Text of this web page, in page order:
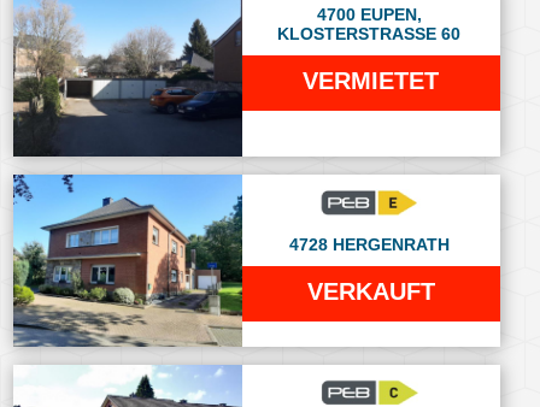
4700 EUPEN,
KLOSTERSTRASSE 60
VERMIETET
4728 HERGENRATH
VERKAUFT